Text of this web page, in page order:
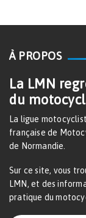
À PROPOS
La LMN
du
La ligue
française de
de Normandie.
Sur ce site, vous
LMN, et des
pratique du